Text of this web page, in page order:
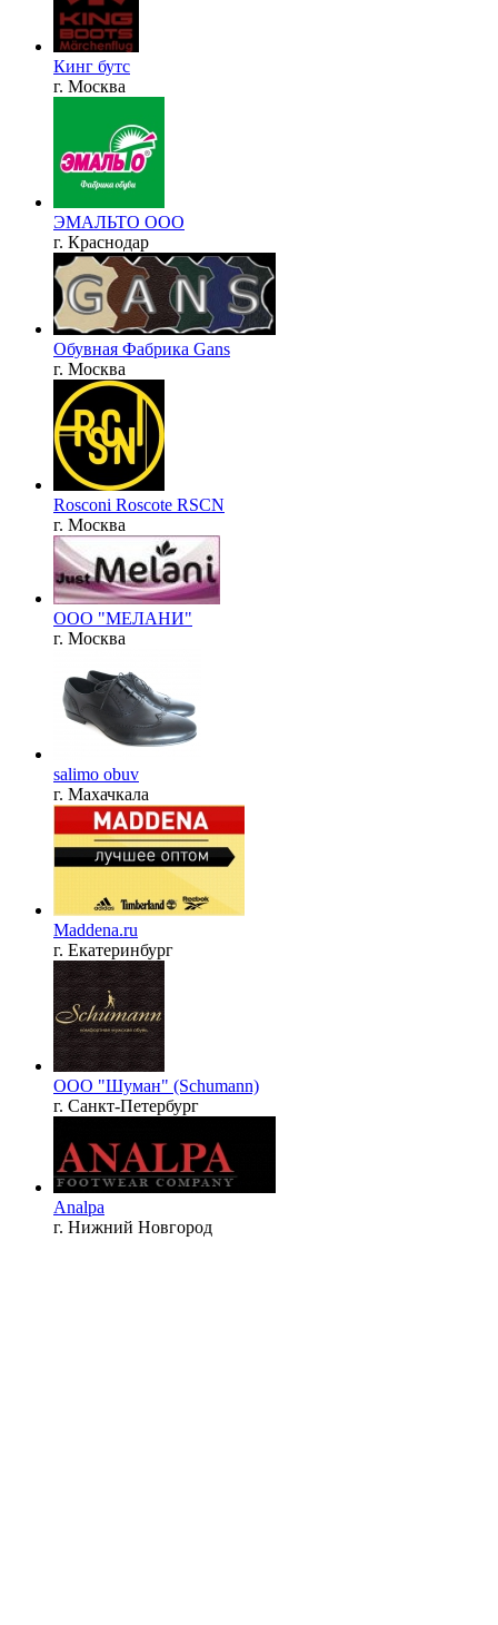
Кинг бутс
г. Москва
ЭМАЛЬТО ООО
г. Краснодар
Обувная Фабрика Gans
г. Москва
Rosconi Roscote RSCN
г. Москва
ООО "МЕЛАНИ"
г. Москва
salimo obuv
г. Махачкала
Maddena.ru
г. Екатеринбург
ООО "Шуман" (Schumann)
г. Санкт-Петербург
Analpa
г. Нижний Новгород